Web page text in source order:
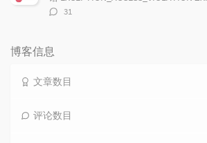
评
31
博客信息
文章数目
评论数目